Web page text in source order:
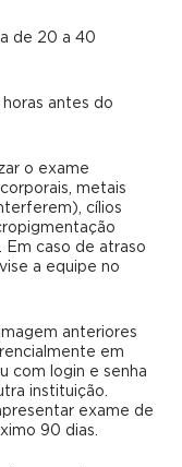
de 20 a 40
antes do
o exame
metais
cílios
Em caso de atraso
a equipe no
anteriores
em
com login e senha
instituição.
exame de
90 dias.